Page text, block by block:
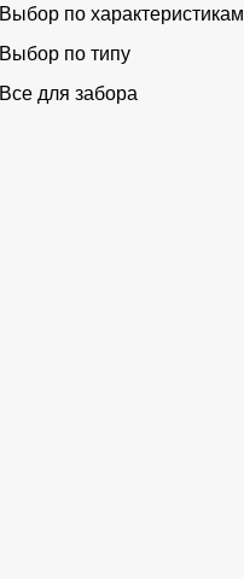
Выбор по характеристикам
Выбор по типу
Все для забора